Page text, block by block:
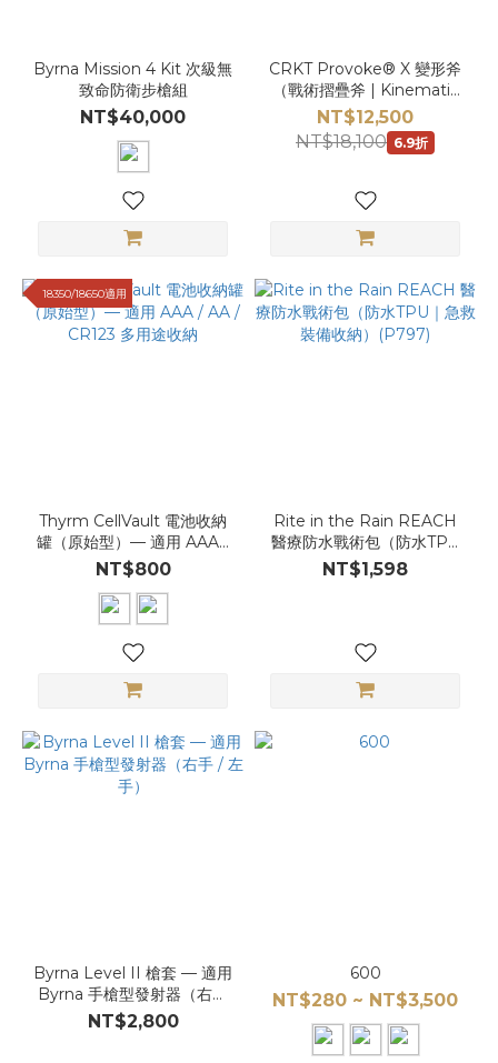
Byrna Mission 4 Kit 次級無
致命防衛步槍組
NT$40,000
CRKT Provoke® X 變形斧
（戰術摺疊斧 | Kinematic
一鍵展開）
NT$12,500
NT$18,100 6.9折
18350/18650適用
Thyrm CellVault 電池收納
罐（原始型）— 適用 AAA /
AA / CR123 多用途收納
NT$800
Rite in the Rain REACH
醫療防水戰術包（防水TPU
｜急救裝備收納）(P797)
NT$1,598
Byrna Level II 槍套 — 適用
Byrna 手槍型發射器（右手
/ 左手）
NT$2,800
600
NT$280 ~ NT$3,500